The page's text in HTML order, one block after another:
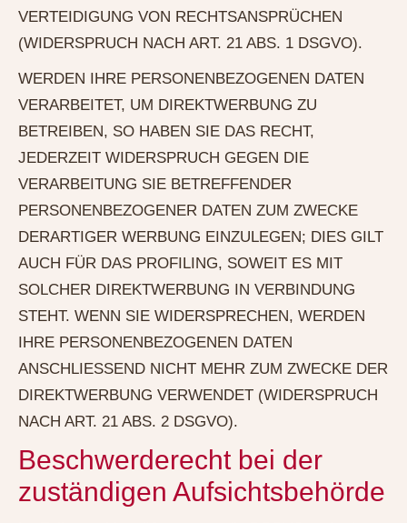
VERTEIDIGUNG VON RECHTSANSPRÜCHEN
(WIDERSPRUCH NACH ART. 21 ABS. 1 DSGVO).
WERDEN IHRE PERSONENBEZOGENEN DATEN
VERARBEITET, UM DIREKTWERBUNG ZU
BETREIBEN, SO HABEN SIE DAS RECHT,
JEDERZEIT WIDERSPRUCH GEGEN DIE
VERARBEITUNG SIE BETREFFENDER
PERSONENBEZOGENER DATEN ZUM ZWECKE
DERARTIGER WERBUNG EINZULEGEN; DIES GILT
AUCH FÜR DAS PROFILING, SOWEIT ES MIT
SOLCHER DIREKTWERBUNG IN VERBINDUNG
STEHT. WENN SIE WIDERSPRECHEN, WERDEN
IHRE PERSONENBEZOGENEN DATEN
ANSCHLIESSEND NICHT MEHR ZUM ZWECKE DER
DIREKTWERBUNG VERWENDET (WIDERSPRUCH
NACH ART. 21 ABS. 2 DSGVO).
Beschwerde­recht bei der
zuständigen Aufsichts­behörde